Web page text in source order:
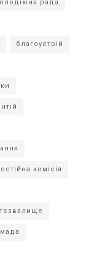
рада
благоустрій
комісія